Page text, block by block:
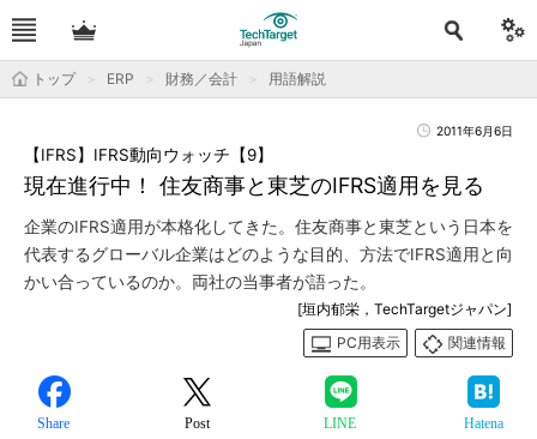
トップ ERP 財務／会計 用語解説
2011年6月6日
現在進行中！ 住友商事と東芝のIFRS適用を見る
【IFRS】IFRS動向ウォッチ【9】
企業のIFRS適用が本格化してきた。住友商事と東芝という日本を
代表するグローバル企業はどのような目的、方法でIFRS適用と向
かい合っているのか。両社の当事者が語った。
[垣内郁栄，TechTargetジャパン]
PC用表示
関連情報
Share Post LINE Hatena